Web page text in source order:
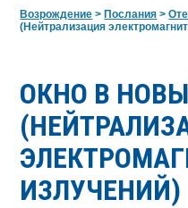
Возрождение >Послания >
(Нейтрализация
ОКНО В
ИЗЛУЧЕНИЙ)